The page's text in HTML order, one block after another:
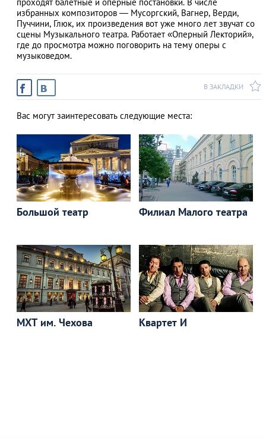
избранных композиторов — Мусоргский, Вагнер, Верди,
Пуччини, Глюк, их произведения вот уже много лет звучат со
сцены Музыкального театра. Работает «Оперный Лекторий»,
где до просмотра можно поговорить на тему оперы с
музыковедом.
В ЗАКЛАДКИ
Вас могут заинтересовать следующие места:
Большой театр Филиал Малого театра
МХТ им. Чехова Квартет И